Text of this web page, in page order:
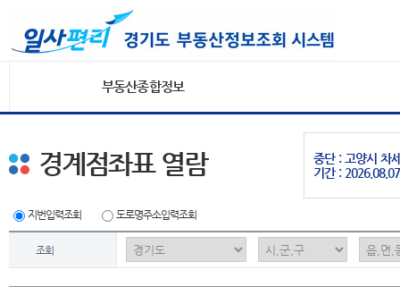
부동산종합정보
중단 : 고양시 차
기간 :
경계점좌표 열람
지번입력조회 도로명주소입력조회
조회